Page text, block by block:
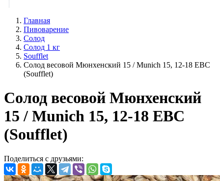
Главная
Пивоварение
Солод
Солод 1 кг
Soufflet
Солод весовой Мюнхенский 15 / Munich 15, 12-18 EBC
(Soufflet)
Солод весовой Мюнхенский
15 / Munich 15, 12-18 EBC
(Soufflet)
Поделиться с друзьями: